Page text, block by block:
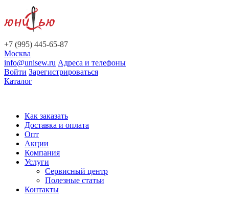
+7 (995) 445-65-87
Москва
info@unisew.ru Адреса и телефоны
Войти Зарегистрироваться
Каталог
Как заказать
Доставка и оплата
Опт
Акции
Компания
Услуги
Сервисный центр
Полезные статьи
Контакты